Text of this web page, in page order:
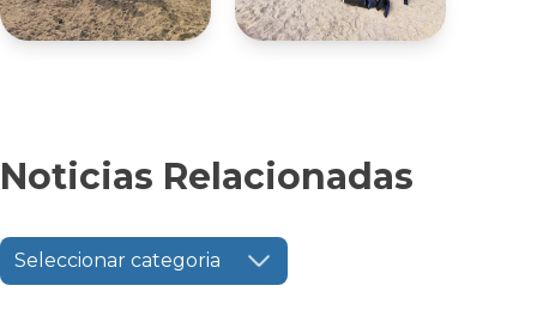
Noticias Relacionadas
Seleccionar categoria